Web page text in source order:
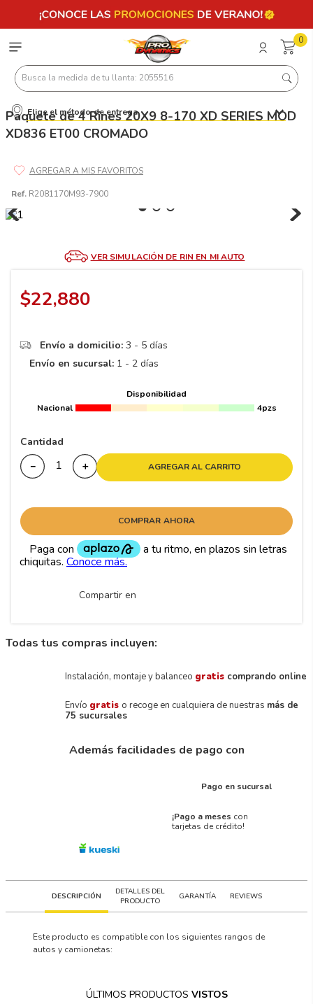
0
Busca la medida de tu llanta: 2055516
Elige el método de entrega
Paquete de 4 Rines 20X9 8-170 XD SERIES MOD
XD836 ET00 CROMADO
Ref. R2081170M93-7900
VER SIMULACIÓN DE RIN EN MI AUTO
$22,880
Envío a domicilio: 3 - 5 días
Envío en sucursal: 1 - 2 días
Disponibilidad
Nacional
4pzs
Cantidad
＋
－ AGREGAR AL CARRITO
COMPRAR AHORA
Compartir en
Todas tus compras incluyen:
Instalación, montaje y balanceo gratis comprando online
Envío gratis o recoge en cualquiera de nuestras más de
75 sucursales
Además facilidades de pago con
Pago en sucursal
¡Pago a meses con
tarjetas de crédito!
DESCRIPCIÓN
DETALLES DEL
PRODUCTO
GARANTÍA REVIEWS
Este producto es compatible con los siguientes rangos de
autos y camionetas:
ÚLTIMOS PRODUCTOS VISTOS
Términos más buscados
9
10